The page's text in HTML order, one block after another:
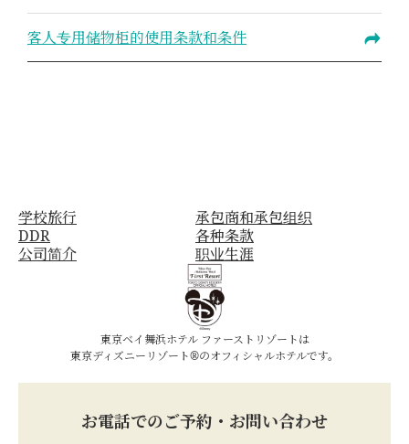
客人专用储物柜的使用条款和条件
学校旅行
承包商和承包组织
DDR
各种条款
公司简介
职业生涯
東京ベイ舞浜ホテル ファーストリゾートは
東京ディズニーリゾート®のオフィシャルホテルです。
お電話でのご予約・お問い合わせ